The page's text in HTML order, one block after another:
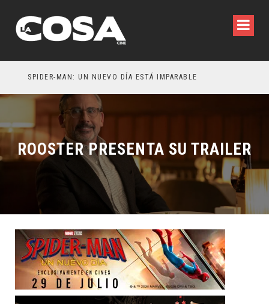
SPIDER-MAN: UN NUEVO DÍA ESTÁ IMPARABLE
ROOSTER PRESENTA SU TRAILER